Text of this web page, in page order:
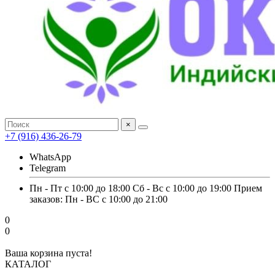
×
+7 (916) 436-26-79
WhatsApp
Telegram
Пн - Пт с 10:00 до 18:00 Сб - Вс с 10:00 до 19:00 Прием
заказов: Пн - ВС с 10:00 до 21:00
0
0
Ваша корзина пуста!
КАТАЛОГ